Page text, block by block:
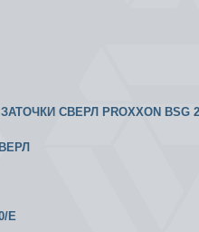
СВЕРЛ PROXXON BSG
Е